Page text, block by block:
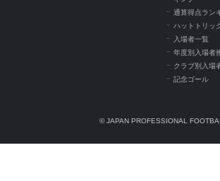
通算得点ラン
ハットトリッ
入場者一覧
年度別入場者
クラブ別入場
記念ゴール
© JAPAN PROFESSIONAL